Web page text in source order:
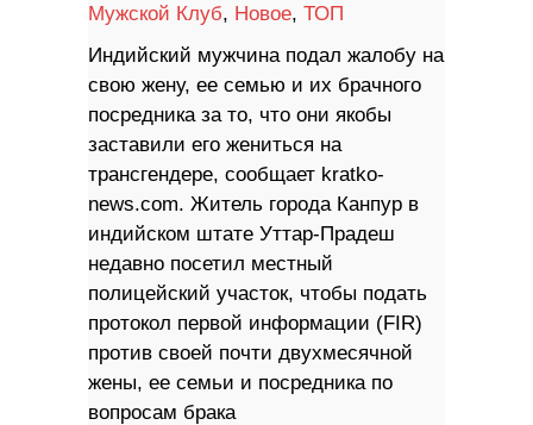
Мужской Клуб, Новое, ТОП
Индийский мужчина подал жалобу на
свою жену, ее семью и их брачного
посредника за то, что они якобы
заставили его жениться на
трансгендере, сообщает kratko-
news.com. Житель города Канпур в
индийском штате Уттар-Прадеш
недавно посетил местный
полицейский участок, чтобы подать
протокол первой информации (FIR)
против своей почти двухмесячной
жены, ее семьи и посредника по
вопросам брака